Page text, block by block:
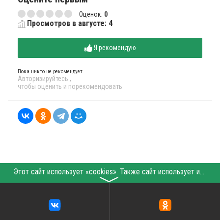
Оценок: 0
Просмотров в августе: 4
Я рекомендую
Пока никто не рекомендует
Авторизируйтесь ,
чтобы оценить и порекомендовать
Этот сайт использует «cookies». Также сайт использует интернет-сервис для сбора технических данных касательно посетителей с целью получения маркетинговой и статистической информации. Условия обработки данных посетителей сайта см.
〉